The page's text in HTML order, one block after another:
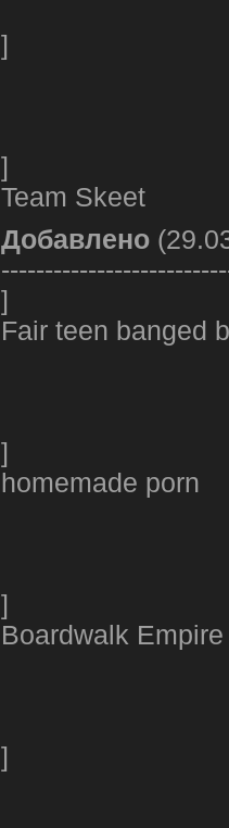
]
]
Team Skeet
Добавлено
]
Fair teen banged
]
homemade porn
]
Boardwalk
]